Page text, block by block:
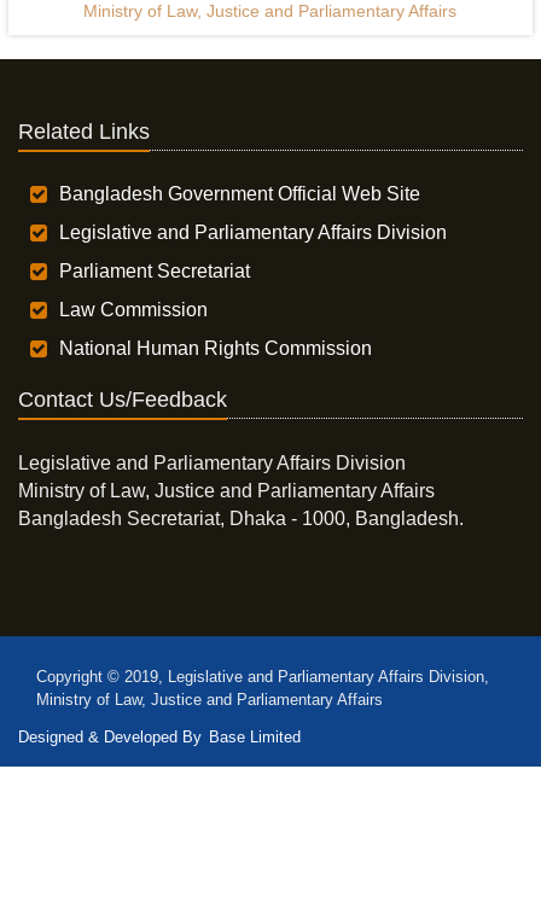
Ministry of Law, Justice and Parliamentary Affairs
Related Links
Bangladesh Government Official Web Site
Legislative and Parliamentary Affairs Division
Parliament Secretariat
Law Commission
National Human Rights Commission
Contact Us/Feedback
Legislative and Parliamentary Affairs Division
Ministry of Law, Justice and Parliamentary Affairs
Bangladesh Secretariat, Dhaka - 1000, Bangladesh.
Copyright © 2019, Legislative and Parliamentary Affairs Division,
Ministry of Law, Justice and Parliamentary Affairs
Designed & Developed By Base Limited